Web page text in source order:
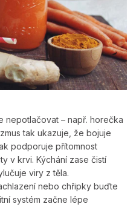
nepotlačovat – např. horečka
tak ukazuje, že bojuje
podporuje přítomnost
v krvi. Kýchání zase čistí
viry z těla.
nebo chřipky buďte
systém začne lépe